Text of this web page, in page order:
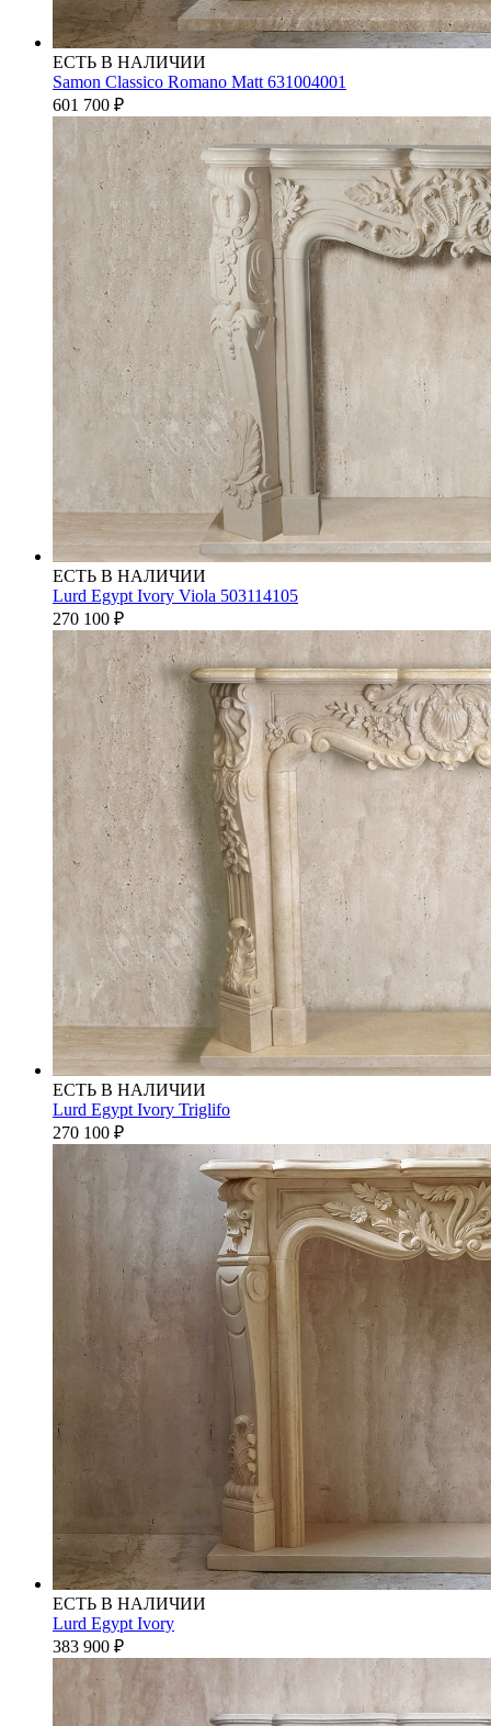
ЕСТЬ В НАЛИЧИИ
Samon Classico Romano Matt 631004001
601 700 ₽
ЕСТЬ В НАЛИЧИИ
Lurd Egypt Ivory Viola 503114105
270 100 ₽
ЕСТЬ В НАЛИЧИИ
Lurd Egypt Ivory Triglifo
270 100 ₽
ЕСТЬ В НАЛИЧИИ
Lurd Egypt Ivory
383 900 ₽